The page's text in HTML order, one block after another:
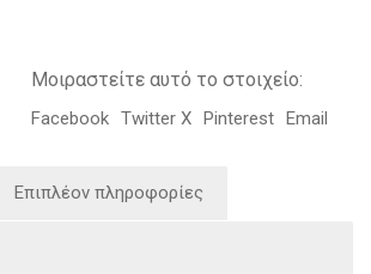
Μοιραστείτε αυτό το στοιχείο:
Facebook Twitter X Pinterest Email
Επιπλέον πληροφορίες